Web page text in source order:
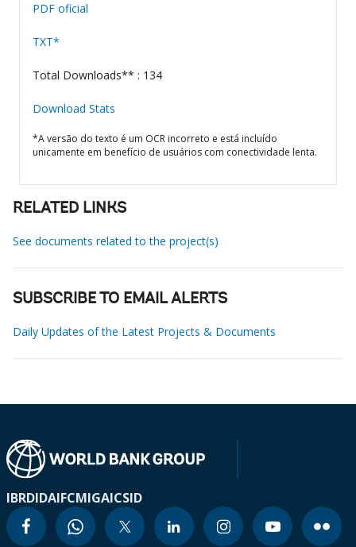
PDF oficial
TXT*
Total Downloads** : 134
Download Stats
*A versão do texto é um OCR incorreto e está incluído
unicamente em benefício de usuários com conectividade lenta.
RELATED LINKS
See documents related to the project(s)
SUBSCRIBE TO EMAIL ALERTS
Daily Updates of the Latest Projects & Documents
IBRDIDAIFCMIGAICSID